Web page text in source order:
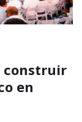
construir
en